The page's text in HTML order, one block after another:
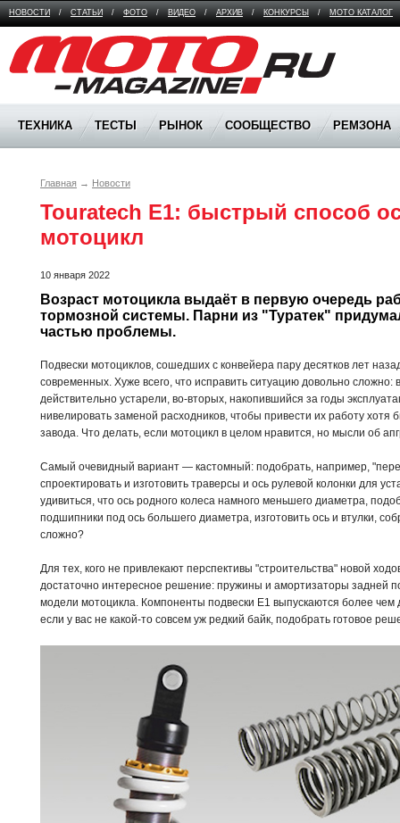
НОВОСТИ / СТАТЬИ / ФОТО / ВИДЕО / АРХИВ / КОНКУРСЫ / МОТО КАТАЛОГ
Moto Magazine
ТЕХНИКА ТЕСТЫ РЫНОК СООБЩЕСТВО РЕМЗОНА
Главная → Новости
Touratech E1: быстрый способ
мотоцикл
10 января 2022
Возраст мотоцикла выдаёт в первую очередь
тормозной системы. Парни из "Туратек"
частью проблемы.
Подвески мотоциклов, сошедших с конвейера пару десятков лет
современных. Хуже всего, что исправить ситуацию довольно сложно:
действительно устарели, во-вторых, накопившийся за годы
нивелировать заменой расходников, чтобы привести их работу хотя
завода. Что делать, если мотоцикл в целом нравится, но мысли об
Самый очевидный вариант — кастомный: подобрать, например,
спроектировать и изготовить траверсы и ось рулевой колонки для
удивиться, что ось родного колеса намного меньшего диаметра,
подшипники под ось большего диаметра, изготовить ось и втулки,
сложно?
Для тех, кого не привлекают перспективы "строительства" новой
достаточно интересное решение: пружины и амортизаторы задней
модели мотоцикла. Компоненты подвески E1 выпускаются более
если у вас не какой-то совсем уж редкий байк, подобрать готовое